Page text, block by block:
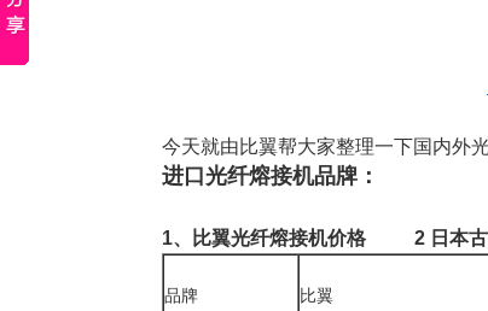
今天就由比翼帮大家整理一下国内外
进口光纤熔接机品牌：
1、比翼光纤熔接机价格 2 日本
品牌 比翼